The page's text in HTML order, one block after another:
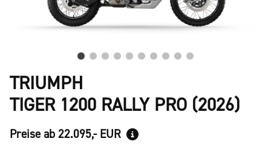
TRIUMPH
TIGER 1200 RALLY PRO (2026)
Preise ab 22.095,- EUR